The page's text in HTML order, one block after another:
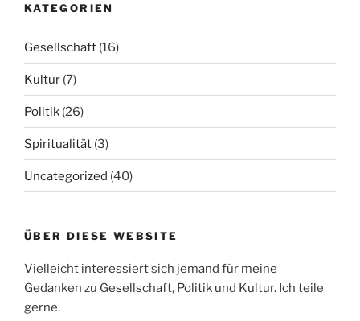
KATEGORIEN
Gesellschaft (16)
Kultur (7)
Politik (26)
Spiritualität (3)
Uncategorized (40)
ÜBER DIESE WEBSITE
Vielleicht interessiert sich jemand für meine
Gedanken zu Gesellschaft, Politik und Kultur. Ich teile
gerne.